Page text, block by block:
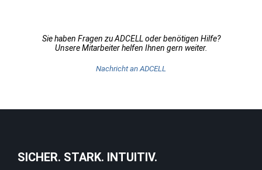
Sie haben Fragen zu ADCELL oder benötigen Hilfe?
Unsere Mitarbeiter helfen Ihnen gern weiter.
Nachricht an ADCELL
SICHER. STARK. INTUITIV.